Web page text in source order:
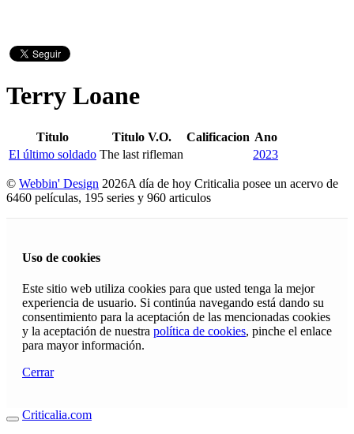
Terry Loane
Titulo Titulo V.O. Calificacion Ano
El último soldado The last rifleman 2023
© Webbin' Design 2026A día de hoy Criticalia posee un acervo de
6460 películas, 195 series y 960 articulos
Uso de cookies
Este sitio web utiliza cookies para que usted tenga la mejor
experiencia de usuario. Si continúa navegando está dando su
consentimiento para la aceptación de las mencionadas cookies
y la aceptación de nuestra política de cookies, pinche el enlace
para mayor información.
Cerrar
Criticalia.com